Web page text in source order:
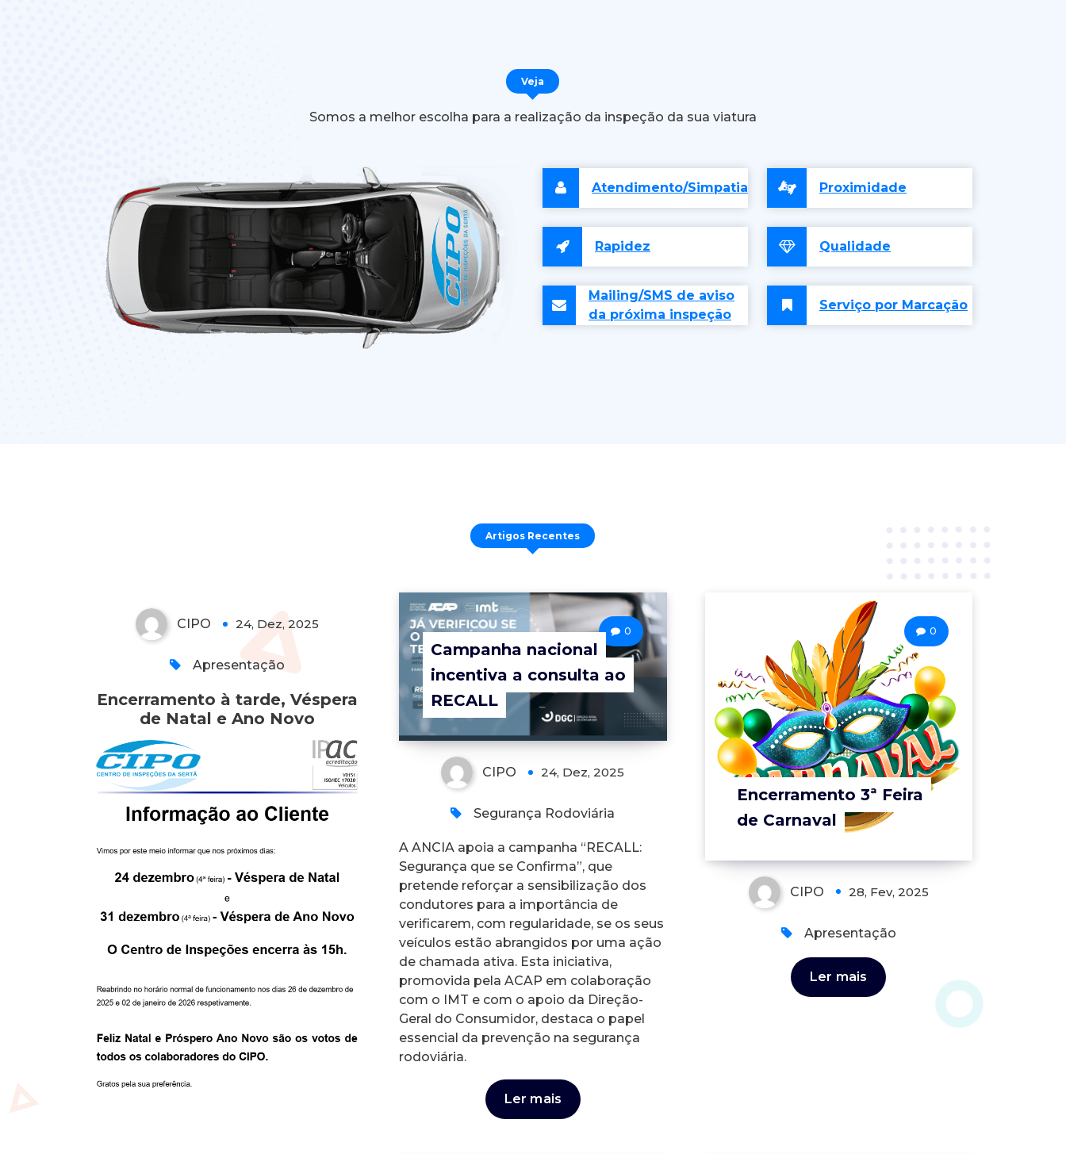
Veja
Somos a melhor escolha para a realização da inspeção da sua viatura
Atendimento/Simpatia Proximidade
Rapidez Qualidade
Mailing/SMS de aviso
da próxima inspeção
Serviço por Marcação
Artigos Recentes
CIPO 24, Dez, 2025
Apresentação
Encerramento à tarde, Véspera
de Natal e Ano Novo
Campanha nacional
incentiva a consulta ao
RECALL
0
CIPO 24, Dez, 2025
Segurança Rodoviária
A ANCIA apoia a campanha “RECALL:
Segurança que se Confirma”, que
pretende reforçar a sensibilização dos
condutores para a importância de
verificarem, com regularidade, se os seus
veículos estão abrangidos por uma ação
de chamada ativa. Esta iniciativa,
promovida pela ACAP em colaboração
com o IMT e com o apoio da Direção-
Geral do Consumidor, destaca o papel
essencial da prevenção na segurança
rodoviária.
Ler mais
Encerramento 3ª Feira
de Carnaval
0
CIPO 28, Fev, 2025
Apresentação
Ler mais